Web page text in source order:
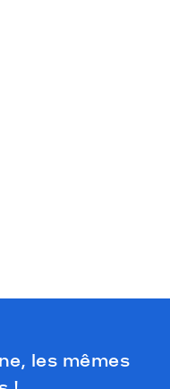
les mêmes